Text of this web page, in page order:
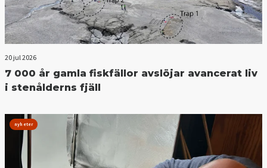
20 jul 2026
7 000 år gamla fiskfällor avslöjar avancerat liv
i stenålderns fjäll
nyheter